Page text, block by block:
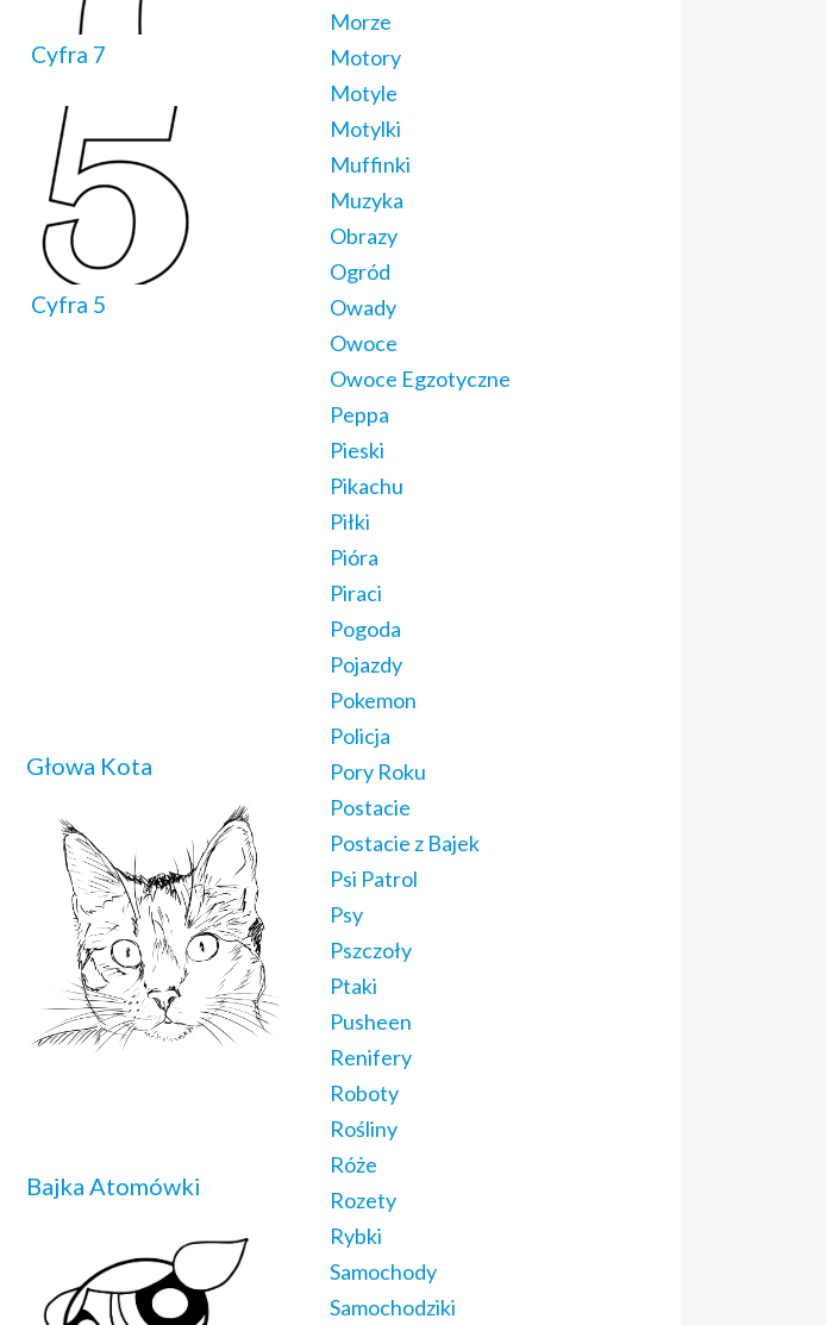
Cyfra 7
Cyfra 5
Głowa Kota
Bajka Atomówki
Morze
Motory
Motyle
Motylki
Muffinki
Muzyka
Obrazy
Ogród
Owady
Owoce
Owoce Egzotyczne
Peppa
Pieski
Pikachu
Piłki
Pióra
Piraci
Pogoda
Pojazdy
Pokemon
Policja
Pory Roku
Postacie
Postacie z Bajek
Psi Patrol
Psy
Pszczoły
Ptaki
Pusheen
Renifery
Roboty
Rośliny
Róże
Rozety
Rybki
Samochody
Samochodziki